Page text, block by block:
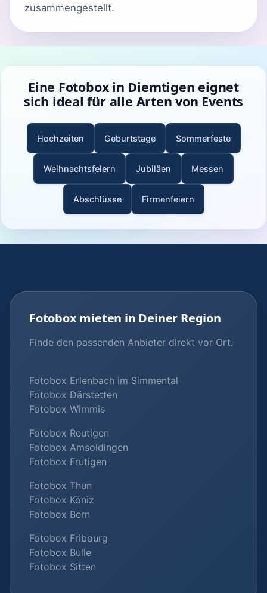
zusammengestellt.
Eine Fotobox in Diemtigen eignet
sich ideal für alle Arten von Events
Hochzeiten Geburtstage Sommerfeste
Weihnachtsfeiern Jubiläen Messen
Abschlüsse Firmenfeiern
Fotobox mieten in Deiner Region
Finde den passenden Anbieter direkt vor Ort.
Fotobox Erlenbach im Simmental
Fotobox Därstetten
Fotobox Wimmis
Fotobox Reutigen
Fotobox Amsoldingen
Fotobox Frutigen
Fotobox Thun
Fotobox Köniz
Fotobox Bern
Fotobox Fribourg
Fotobox Bulle
Fotobox Sitten